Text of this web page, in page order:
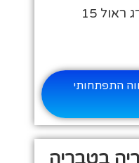
15
התפתחותי
בטבריה